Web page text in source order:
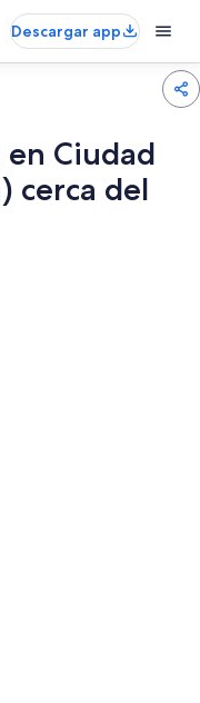
Descargar app
Ciudad
cerca del